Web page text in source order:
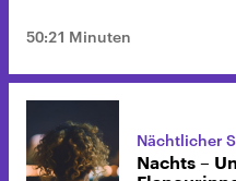
50:21 Minuten
Nächtlicher
Nachts –